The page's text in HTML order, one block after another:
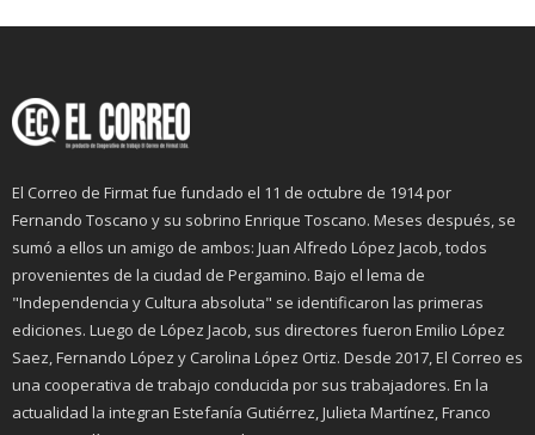
El Correo de Firmat fue fundado el 11 de octubre de 1914 por
Fernando Toscano y su sobrino Enrique Toscano. Meses después, se
sumó a ellos un amigo de ambos: Juan Alfredo López Jacob, todos
provenientes de la ciudad de Pergamino. Bajo el lema de
"Independencia y Cultura absoluta" se identificaron las primeras
ediciones. Luego de López Jacob, sus directores fueron Emilio López
Saez, Fernando López y Carolina López Ortiz. Desde 2017, El Correo es
una cooperativa de trabajo conducida por sus trabajadores. En la
actualidad la integran Estefanía Gutiérrez, Julieta Martínez, Franco